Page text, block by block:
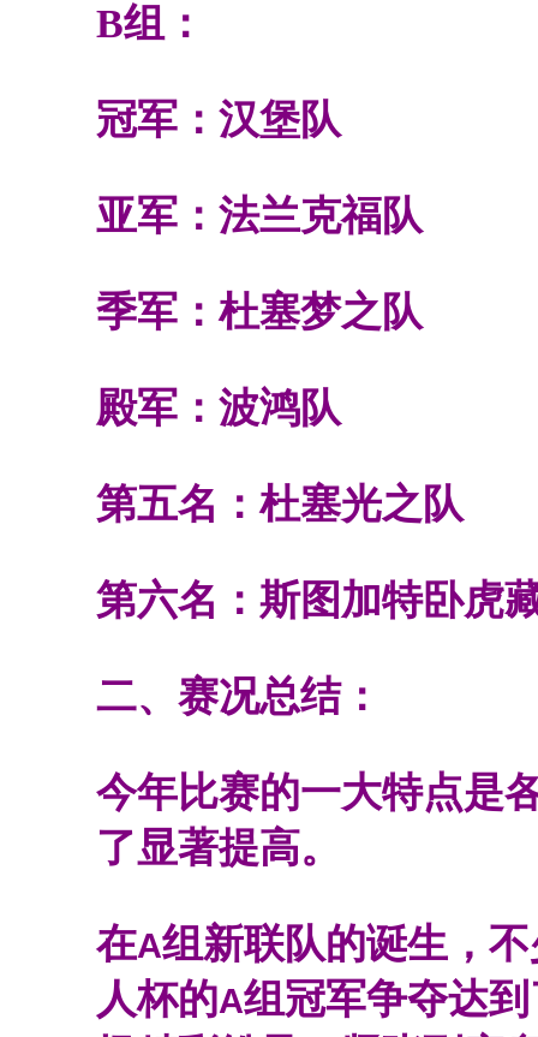
B组：
冠军：汉堡队
亚军：法兰克福队
季军：杜塞梦之队
殿军：波鸿队
第五名：杜塞光之队
第六名：斯图加特卧虎
二、赛况总结：
今年比赛的一大特点是
了显著提高。
在A组新联队的诞生，
人杯的A组冠军争夺达